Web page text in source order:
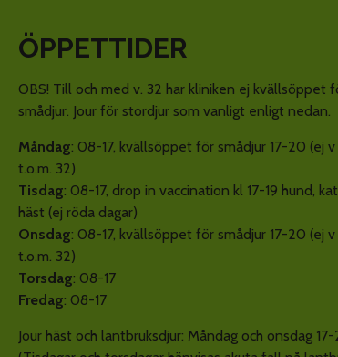
ÖPPETTIDER
OBS! Till och med v. 32 har kliniken ej kvällsöppet
smådjur. Jour för stordjur som vanligt enligt nedan.
Måndag: 08-17, kvällsöppet för smådjur 17-20 (ej
t.o.m. 32)
Tisdag: 08-17, drop in vaccination kl 17-19 hund,
häst (ej röda dagar)
Onsdag: 08-17, kvällsöppet för smådjur 17-20 (ej
t.o.m. 32)
Torsdag: 08-17
Fredag: 08-17
Jour häst och lantbruksdjur: Måndag och onsdag 17-